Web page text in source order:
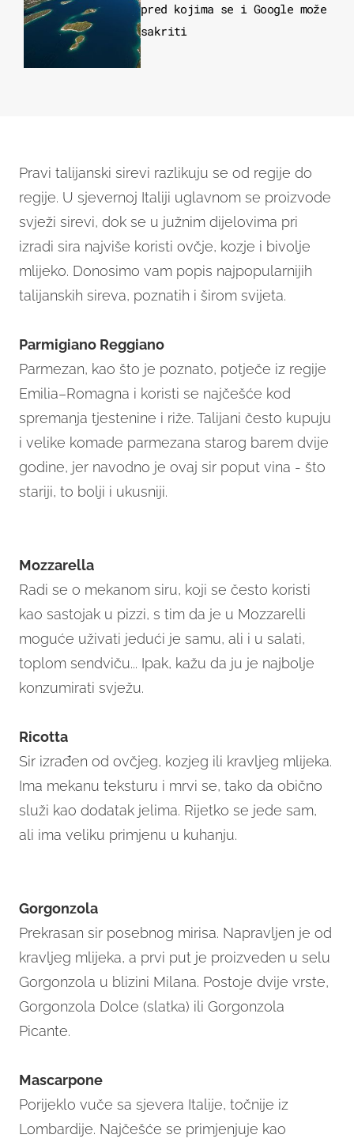
pred kojima se i Google može
sakriti
Pravi talijanski sirevi razlikuju se od regije do
regije. U sjevernoj Italiji uglavnom se proizvode
svježi sirevi, dok se u južnim dijelovima pri
izradi sira najviše koristi ovčje, kozje i bivolje
mlijeko. Donosimo vam popis najpopularnijih
talijanskih sireva, poznatih i širom svijeta.
Parmigiano Reggiano
Parmezan, kao što je poznato, potječe iz regije
Emilia–Romagna i koristi se najčešće kod
spremanja tjestenine i riže. Talijani često kupuju
i velike komade parmezana starog barem dvije
godine, jer navodno je ovaj sir poput vina - što
stariji, to bolji i ukusniji.
Mozzarella
Radi se o mekanom siru, koji se često koristi
kao sastojak u pizzi, s tim da je u Mozzarelli
moguće uživati jedući je samu, ali i u salati,
toplom sendviču... Ipak, kažu da ju je najbolje
konzumirati svježu.
Ricotta
Sir izrađen od ovčjeg, kozjeg ili kravljeg mlijeka.
Ima mekanu teksturu i mrvi se, tako da obično
služi kao dodatak jelima. Rijetko se jede sam,
ali ima veliku primjenu u kuhanju.
Gorgonzola
Prekrasan sir posebnog mirisa. Napravljen je od
kravljeg mlijeka, a prvi put je proizveden u selu
Gorgonzola u blizini Milana. Postoje dvije vrste,
Gorgonzola Dolce (slatka) ili Gorgonzola
Picante.
Mascarpone
Porijeklo vuče sa sjevera Italije, točnije iz
Lombardije. Najčešće se primjenjuje kao